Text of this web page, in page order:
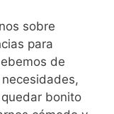
sobre
para
de
bonito